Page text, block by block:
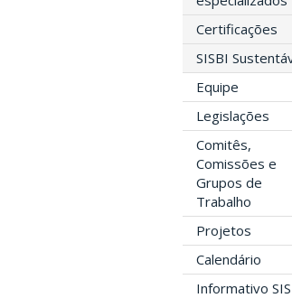
Certificações
SISBI
Equipe
Legislações
Comitês,
Comissões e
Grupos de
Trabalho
Projetos
Calendário
Informativo